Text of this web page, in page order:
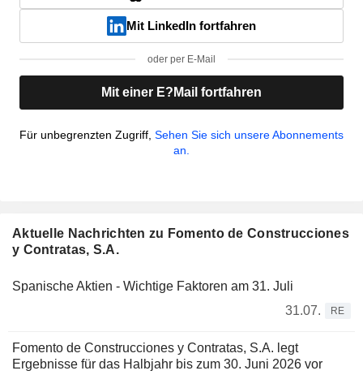
Mit LinkedIn fortfahren
oder per E-Mail
Mit einer E?Mail fortfahren
Für unbegrenzten Zugriff, Sehen Sie sich unsere Abonnements
an.
Aktuelle Nachrichten zu Fomento de Construcciones
y Contratas, S.A.
Spanische Aktien - Wichtige Faktoren am 31. Juli
31.07.
RE
Fomento de Construcciones y Contratas, S.A. legt
Ergebnisse für das Halbjahr bis zum 30. Juni 2026 vor